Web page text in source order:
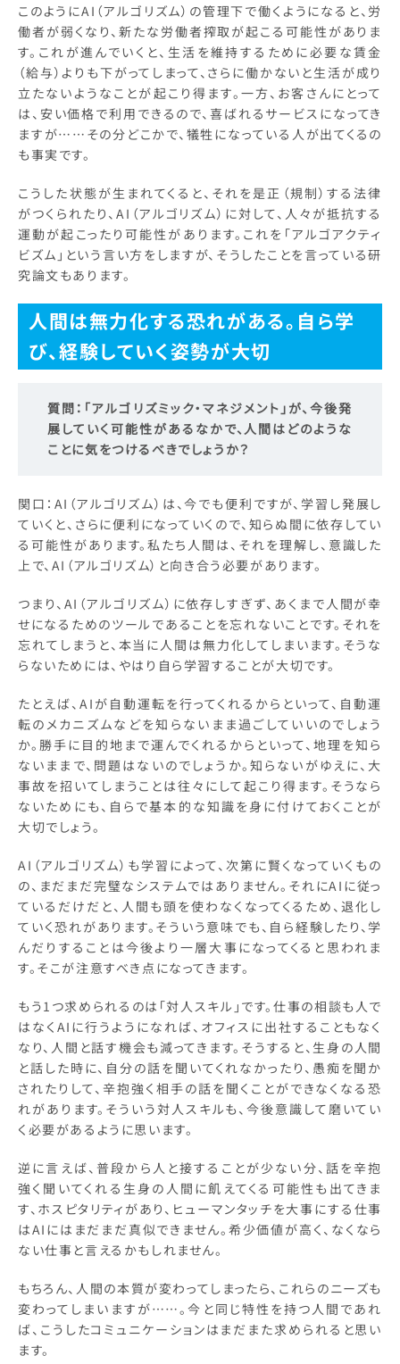
このようにAI（アルゴリズム）の管理下で働くようになると、労
働者が弱くなり、新たな労働者搾取が起こる可能性がありま
す。これが進んでいくと、生活を維持するために必要な賃金
（給与）よりも下がってしまって、さらに働かないと生活が成り
立たないようなことが起こり得ます。一方、お客さんにとって
は、安い価格で利用できるので、喜ばれるサービスになってき
ますが……その分どこかで、犠牲になっている人が出てくるの
も事実です。
こうした状態が生まれてくると、それを是正（規制）する法律
がつくられたり、AI（アルゴリズム）に対して、人々が抵抗する
運動が起こったり可能性があります。これを「アルゴアクティ
ビズム」という言い方をしますが、そうしたことを言っている研
究論文もあります。
人間は無力化する恐れがある。自ら学
び、経験していく姿勢が大切
質問： 「アルゴリズミック・マネジメント」が、今後発
展していく可能性があるなかで、人間はどのような
ことに気をつけるべきでしょうか？
関口：AI（アルゴリズム）は、今でも便利ですが、学習し発展し
ていくと、さらに便利になっていくので、知らぬ間に依存してい
る可能性があります。私たち人間は、それを理解し、意識した
上で、AI（アルゴリズム）と向き合う必要があります。
つまり、AI（アルゴリズム）に依存しすぎず、あくまで人間が幸
せになるためのツールであることを忘れないことです。それを
忘れてしまうと、本当に人間は無力化してしまいます。そうな
らないためには、やはり自ら学習することが大切です。
たとえば、AIが自動運転を行ってくれるからといって、自動運
転のメカニズムなどを知らないまま過ごしていいのでしょう
か。勝手に目的地まで運んでくれるからといって、地理を知ら
ないままで、問題はないのでしょうか。知らないがゆえに、大
事故を招いてしまうことは往々にして起こり得ます。そうなら
ないためにも、自らで基本的な知識を身に付けておくことが
大切でしょう。
AI（アルゴリズム）も学習によって、次第に賢くなっていくもの
の、まだまだ完璧なシステムではありません。それにAIに従っ
ているだけだと、人間も頭を使わなくなってくるため、退化し
ていく恐れがあります。そういう意味でも、自ら経験したり、学
んだりすることは今後より一層大事になってくると思われま
す。そこが注意すべき点になってきます。
もう1つ求められるのは「対人スキル」です。仕事の相談も人で
はなくAIに行うようになれば、オフィスに出社することもなく
なり、人間と話す機会も減ってきます。そうすると、生身の人間
と話した時に、自分の話を聞いてくれなかったり、愚痴を聞か
されたりして、辛抱強く相手の話を聞くことができなくなる恐
れがあります。そういう対人スキルも、今後意識して磨いてい
く必要があるように思います。
逆に言えば、普段から人と接することが少ない分、話を辛抱
強く聞いてくれる生身の人間に飢えてくる可能性も出てきま
す、ホスピタリティがあり、ヒューマンタッチを大事にする仕事
はAIにはまだまだ真似できません。希少価値が高く、なくなら
ない仕事と言えるかもしれません。
もちろん、人間の本質が変わってしまったら、これらのニーズも
変わってしまいますが……。今と同じ特性を持つ人間であれ
ば、こうしたコミュニケーションはまだまた求められると思い
ます。